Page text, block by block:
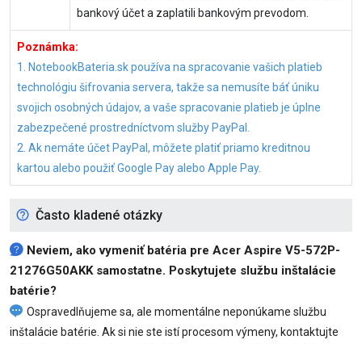
bankový účet a zaplatili bankovým prevodom.
Poznámka:
1. NotebookBateria.sk používa na spracovanie vašich platieb
technológiu šifrovania servera, takže sa nemusíte báť úniku
svojich osobných údajov, a vaše spracovanie platieb je úplne
zabezpečené prostredníctvom služby PayPal.
2. Ak nemáte účet PayPal, môžete platiť priamo kreditnou
kartou alebo použiť Google Pay alebo Apple Pay.
Často kladené otázky
Neviem, ako vymeniťbatéria pre Acer Aspire V5-572P-
21276G50AKKsamostatne. Poskytujete službu inštalácie
batérie?
Ospravedlňujeme sa, ale momentálne neponúkame službu
inštalácie batérie. Ak si nie ste istí procesom výmeny, kontaktujte